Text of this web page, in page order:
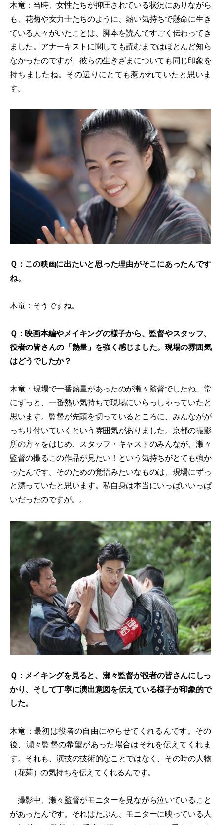
木竜：当時、女性たちが抑圧されている状況にありながら
も、花菊や女力士たちのように、熱い気持ちで懸命に生き
ている人々がいたことは、脚本を読んですごく伝わってき
ました。アナーキストに関しても読むまではほとんど知ら
なかったのですが、彼らの生きざまについても同じ印象を
持ちましたね。その辺りにとても惹かれていたと思いま
す。
Ｑ：この映画に出たいと思った理由がそこにあったんです
ね。
木竜：そうですね。
Ｑ：映画本編やメイキングの様子から、監督やスタッフ、
役者の皆さんの「熱量」を強く感じました。現場の雰囲気
はどうでしたか？
木竜：現場で一番熱量があったのが瀬々監督でしたね。常
にずっと、一番熱い気持ちで現場にいらっしゃっていたと
思います。監督が先頭を切っているところに、みんながが
っちり付いていくという雰囲気がありました。京都の撮影
所の方々をはじめ、スタッフ・キャストのみんなが、瀬々
監督の撮るこの作品が見たい！という気持ちがとても強か
ったんです。そのための覚悟みたいなものは、現場にずっ
と漂っていたと思います。私自身は本当にいっぱいいっぱ
いだったのですが。。
Ｑ：メイキングを見ると、瀬々監督が役者の皆さんにしっ
かり、そして丁寧に演出意図を伝えている様子が印象的で
した。
木竜：最初は役者の自由にやらせてくれるんです。その
後、瀬々監督の希望があった場合はそれを伝えてくれま
す。それも、演技の技術的なことではなく、その時の人物
（花菊）の気持ちを伝えてくれるんです。
撮影中、瀬々監督がモニターを見ながら泣いていること
があったんです。それはたぶん、モニターに映っている人